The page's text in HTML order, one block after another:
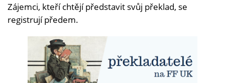
Zájemci, kteří chtějí představit svůj překlad, se
registrují předem.